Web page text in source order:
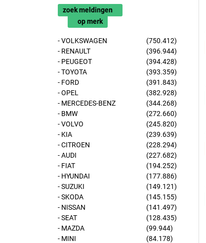
zoek meldingen
op merk
- VOLKSWAGEN
(750.412)
- RENAULT
(396.944)
- PEUGEOT
(394.428)
- TOYOTA
(393.359)
- FORD
(391.843)
- OPEL
(382.928)
- MERCEDES-BENZ
(344.268)
- BMW
(272.660)
- VOLVO
(245.820)
- KIA
(239.639)
- CITROEN
(228.294)
- AUDI
(227.682)
- FIAT
(194.252)
- HYUNDAI
(177.886)
- SUZUKI
(149.121)
- SKODA
(145.155)
- NISSAN
(141.497)
- SEAT
(128.435)
- MAZDA
(99.944)
- MINI
(84.178)